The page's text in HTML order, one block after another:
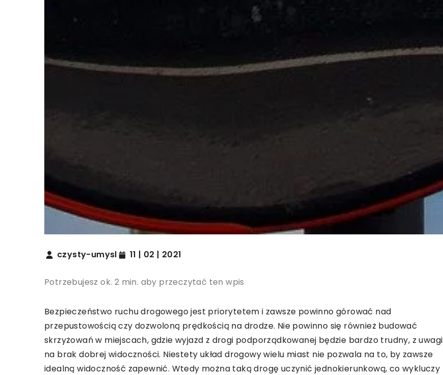
czysty-umysl 11 | 02 | 2021
Potrzebujesz ok. 2 min. aby przeczytać ten wpis
Bezpieczeństwo ruchu drogowego jest priorytetem i zawsze powinno górować nad
przepustowością czy dozwoloną prędkością na drodze. Nie powinno się również budować
skrzyżowań w miejscach, gdzie wyjazd z drogi podporządkowanej będzie bardzo trudny, z uwagi
na brak dobrej widoczności. Niestety układ drogowy wielu miast nie pozwala na to, by zawsze
idealną widoczność zapewnić. Wtedy można taką drogę uczynić jednokierunkową, co wykluczy